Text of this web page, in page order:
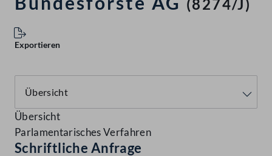
(8274/J)
Exportieren
Übersicht
Parlamentarisches Verfahren
Schriftliche Anfrage